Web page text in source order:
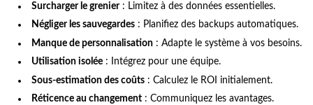
Surcharger le grenier: Limitez à des données essentielles.
Négliger les sauvegardes : Planifiez des backups automatiques.
Manque de personnalisation : Adapte le système à vos besoins.
Utilisation isolée : Intégrez pour une équipe.
Sous-estimation des coûts : Calculez le ROI initialement.
Réticence au changement : Communiquez les avantages.